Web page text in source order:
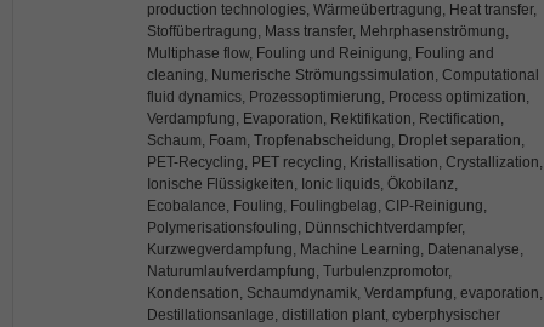
production technologies, Wärmeübertragung, Heat transfer,
Stoffübertragung, Mass transfer, Mehrphasenströmung,
Multiphase flow, Fouling und Reinigung, Fouling and
cleaning, Numerische Strömungssimulation, Computational
fluid dynamics, Prozessoptimierung, Process optimization,
Verdampfung, Evaporation, Rektifikation, Rectification,
Schaum, Foam, Tropfenabscheidung, Droplet separation,
PET-Recycling, PET recycling, Kristallisation, Crystallization,
Ionische Flüssigkeiten, Ionic liquids, Ökobilanz,
Ecobalance, Fouling, Foulingbelag, CIP-Reinigung,
Polymerisationsfouling, Dünnschichtverdampfer,
Kurzwegverdampfung, Machine Learning, Datenanalyse,
Naturumlaufverdampfung, Turbulenzpromotor,
Kondensation, Schaumdynamik, Verdampfung, evaporation,
Destillationsanlage, distillation plant, cyberphysischer